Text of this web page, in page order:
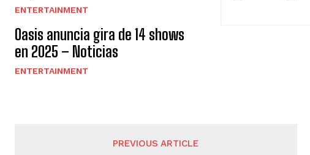
ENTERTAINMENT
Oasis anuncia gira de 14 shows
en 2025 – Noticias
ENTERTAINMENT
PREVIOUS ARTICLE